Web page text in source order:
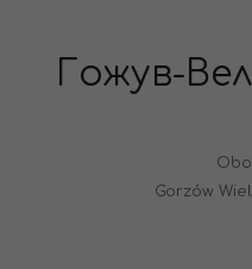
Гожув-
Gorzów